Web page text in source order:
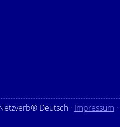
Deutsch · Impressum ·